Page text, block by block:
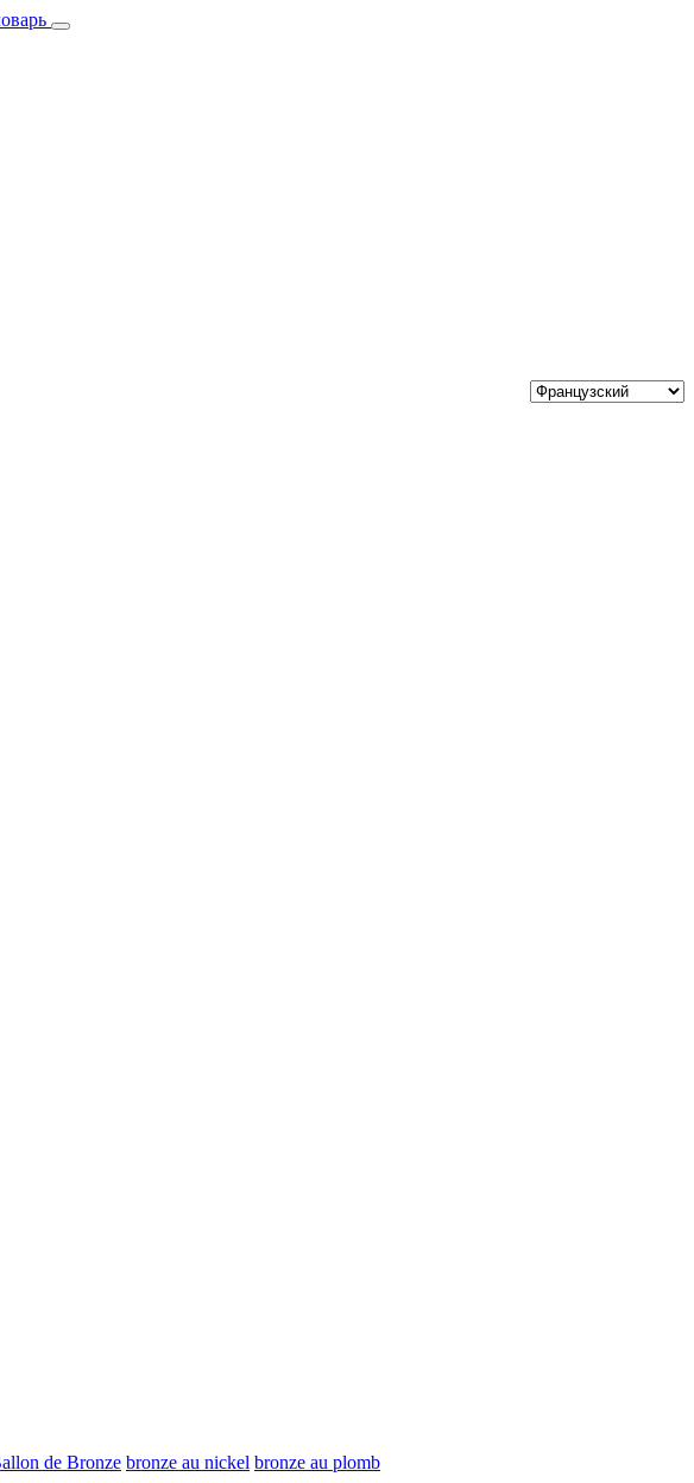
de Bronze bronze au nickel bronze au plomb